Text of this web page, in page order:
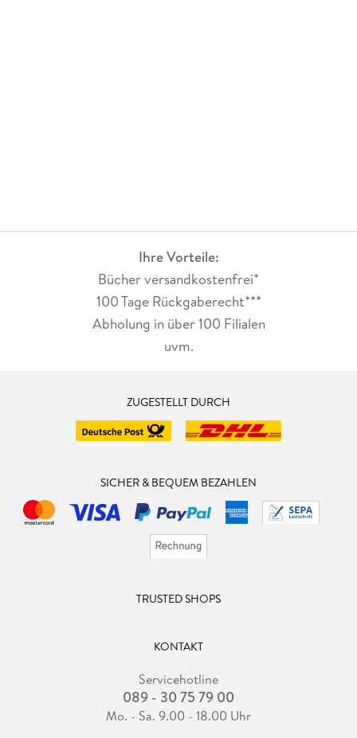
Ihre Vorteile:
Bücher versandkostenfrei*
100 Tage Rückgaberecht***
Abholung in über 100 Filialen
uvm.
ZUGESTELLT DURCH
SICHER & BEQUEM BEZAHLEN
TRUSTED SHOPS
KONTAKT
Servicehotline
089 - 30 75 79 00
Mo. - Sa. 9.00 - 18.00 Uhr